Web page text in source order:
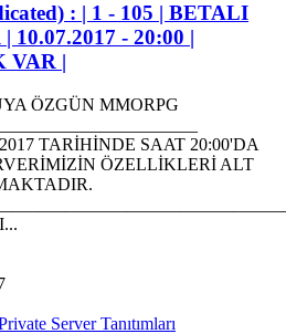
: | 1 - 105 | BETALI
10.07.2017 - 20:00 |
VAR |
ÖZGÜN MMORPG
TARİHİNDE SAAT 20:00'DA
ÖZELLİKLERİ ALT
Server Tanıtımları